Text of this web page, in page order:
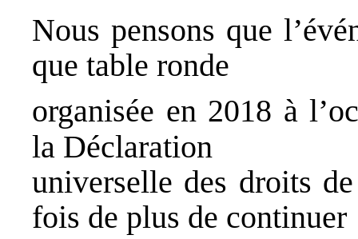
Nous pensons que
que table ronde
organisée en 2018 à
la Déclaration
universelle des droits
fois de plus de continuer